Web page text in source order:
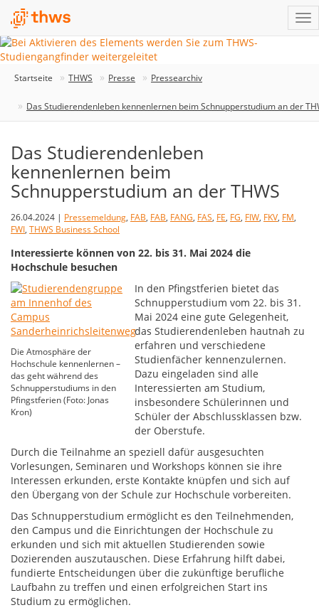
Startseite THWS Presse Pressearchiv
Das Studierendenleben kennenlernen beim Schnupperstudium an der
Das Studierendenleben
kennenlernen beim
Schnupperstudium an der THWS
26.04.2024 | Pressemeldung, FAB, FAB, FANG, FAS, FE, FG, FIW, FKV, FM,
FWI, THWS Business School
Interessierte können von 22. bis 31. Mai 2024 die
Hochschule besuchen
Die Atmosphäre der
Hochschule kennenlernen –
das geht während des
Schnupperstudiums in den
Pfingstferien (Foto: Jonas
Kron)
In den Pfingstferien bietet das
Schnupperstudium vom 22. bis 31.
Mai 2024 eine gute Gelegenheit,
das Studierendenleben hautnah zu
erfahren und verschiedene
Studienfächer kennenzulernen.
Dazu eingeladen sind alle
Interessierten am Studium,
insbesondere Schülerinnen und
Schüler der Abschlussklassen bzw.
der Oberstufe.
Durch die Teilnahme an speziell dafür ausgesuchten
Vorlesungen, Seminaren und Workshops können sie ihre
Interessen erkunden, erste Kontakte knüpfen und sich auf
den Übergang von der Schule zur Hochschule vorbereiten.
Das Schnupperstudium ermöglicht es den Teilnehmenden,
den Campus und die Einrichtungen der Hochschule zu
erkunden und sich mit aktuellen Studierenden sowie
Dozierenden auszutauschen. Diese Erfahrung hilft dabei,
fundierte Entscheidungen über die zukünftige berufliche
Laufbahn zu treffen und einen erfolgreichen Start ins
Studium zu ermöglichen.